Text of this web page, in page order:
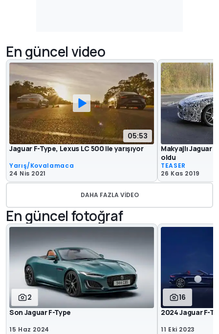
En güncel video
05:53
Jaguar F-Type, Lexus LC 500 ile yarışıyor
Yarış/Kovalamaca
24 Nis 2021
Makyajlı Jaguar
oldu
TEASER
26 Kas 2019
DAHA FAZLA VIDEO
En güncel fotoğraf
2
Son Jaguar F-Type
15 Haz 2024
16
2024 Jaguar F-
11 Eki 2023